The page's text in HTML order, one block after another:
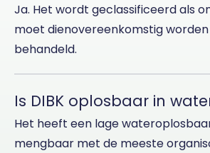
Ja. Het wordt geclassificeerd als
moet dienovereenkomstig
behandeld.
Is DIBK oplosbaar in
Het heeft een lage
mengbaar met de meeste